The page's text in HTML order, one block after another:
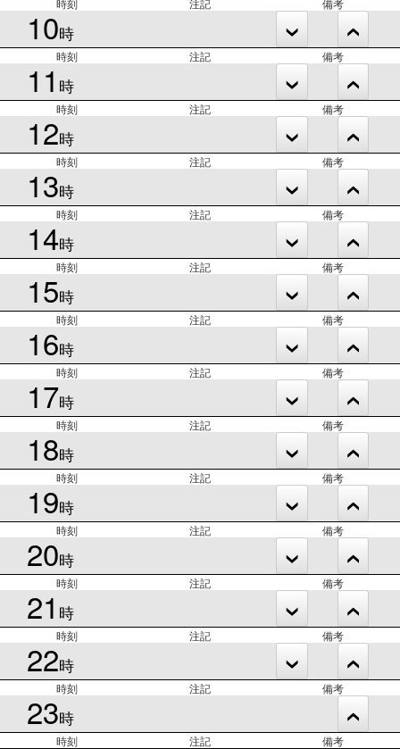
時刻 注記 備考
10時
時刻 注記 備考
11 時
時刻 注記 備考
12時
時刻 注記 備考
13時
時刻 注記 備考
14時
時刻 注記 備考
15時
時刻 注記 備考
16時
時刻 注記 備考
17時
時刻 注記 備考
18時
時刻 注記 備考
19時
時刻 注記 備考
20時
時刻 注記 備考
21 時
時刻 注記 備考
22時
時刻 注記 備考
23時
時刻 注記 備考